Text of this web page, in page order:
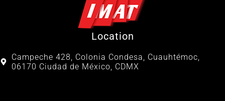
Location
Campeche 428, Colonia Condesa, Cuauhtémoc,
06170 Ciudad de México, CDMX